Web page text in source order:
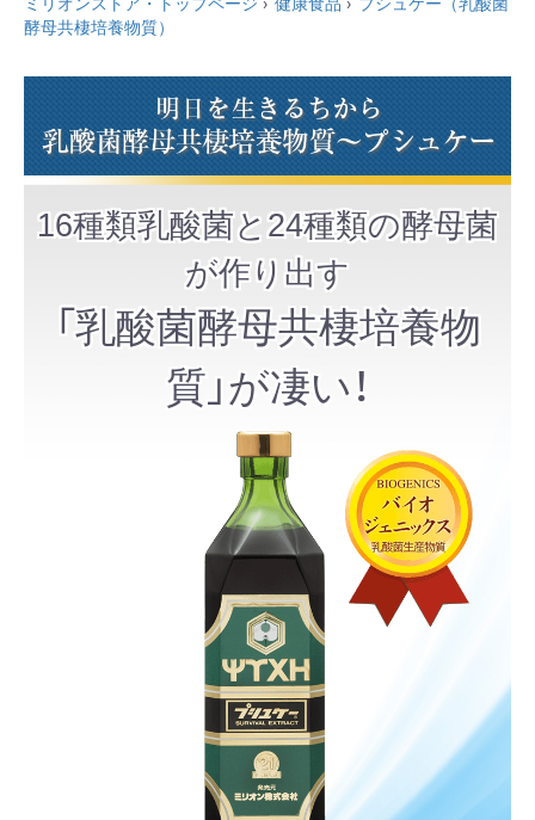
ミリオンストア・トップページ 健康食品
プシュケー（乳酸菌
酵母共棲培養物質）
16種類乳酸菌と24種類の酵母菌
が作り出す
「乳酸菌酵母共棲培養物
質」が凄い！